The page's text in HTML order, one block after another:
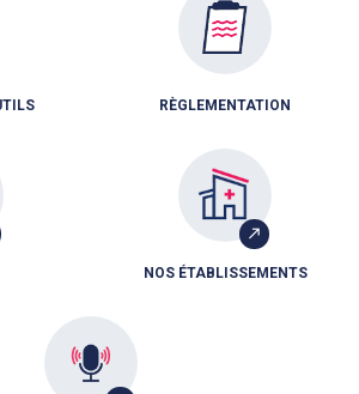
RÈGLEMENTATION
NOS ÉTABLISSEMENTS